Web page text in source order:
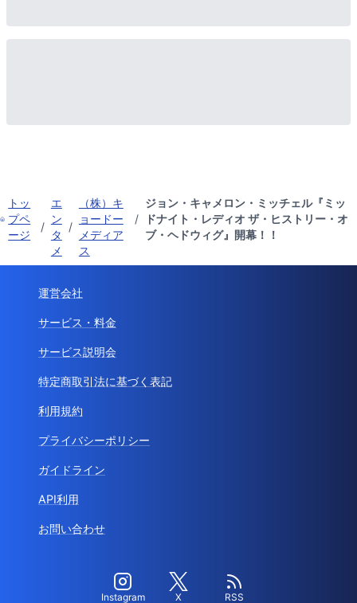
トッ
プペ
ージ
/
エ
ン
タ
メ
/
（株）キ
ョードー
メディア
ス
/
ジョン・キャメロン・ミッチェル『ミッ
ドナイト・レディオ ザ・ヒストリー・オ
ブ・ヘドウィグ』開幕！！
運営会社
サービス・料金
サービス説明会
特定商取引法に基づく表記
利用規約
プライバシーポリシー
ガイドライン
API利用
お問い合わせ
Instagram X RSS